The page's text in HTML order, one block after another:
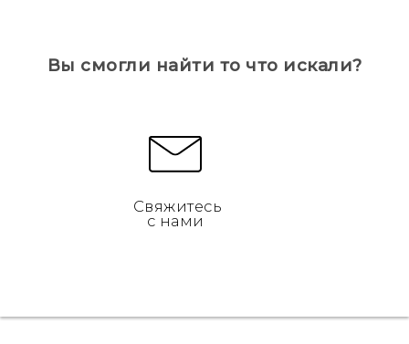
Вы смогли найти то что искали?
Свяжитесь
с нами